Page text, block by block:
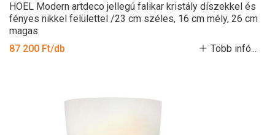
HOEL Modern artdeco jellegú falikar kristály díszekkel és
fényes nikkel felülettel /23 cm széles, 16 cm mély, 26 cm
magas
87 200 Ft/db
Több infó...